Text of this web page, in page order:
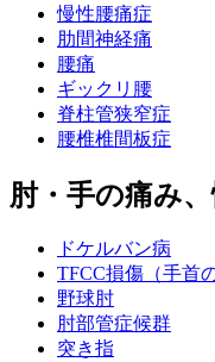
慢性腰痛症
肋間神経痛
腰痛
ギックリ腰
脊柱管狭窄症
腰椎椎間板症
肘・手の痛み
ドケルバン病
TFCC損傷（手首
野球肘
肘部管症候群
突き指